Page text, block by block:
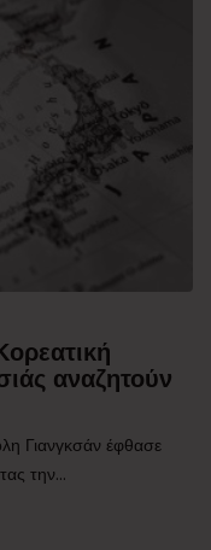
αναζητούν
Γιανγκσάν έφθασε
την...